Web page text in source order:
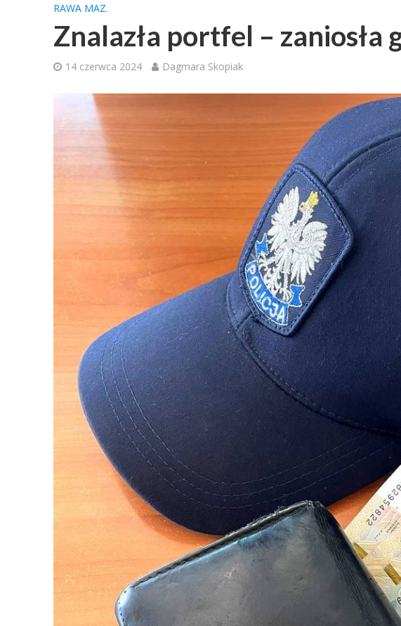
RAWA MAZ.
Znalazła portfel – zaniosła
14 czerwca 2024 Dagmara Skopiak